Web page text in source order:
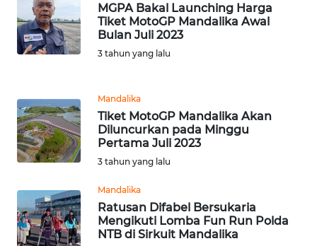
MGPA Bakal Launching Harga
Tiket MotoGP Mandalika Awal
Bulan Juli 2023
3 tahun yang lalu
Mandalika
Tiket MotoGP Mandalika Akan
Diluncurkan pada Minggu
Pertama Juli 2023
3 tahun yang lalu
Mandalika
Ratusan Difabel Bersukaria
Mengikuti Lomba Fun Run Polda
NTB di Sirkuit Mandalika
WN
TAPANULI
UTARA
SAMOSIR
WN
PADANG
WN
SUMEDANG